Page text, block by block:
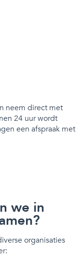
neem direct met
24 uur wordt
een afspraak met
we in
organisaties